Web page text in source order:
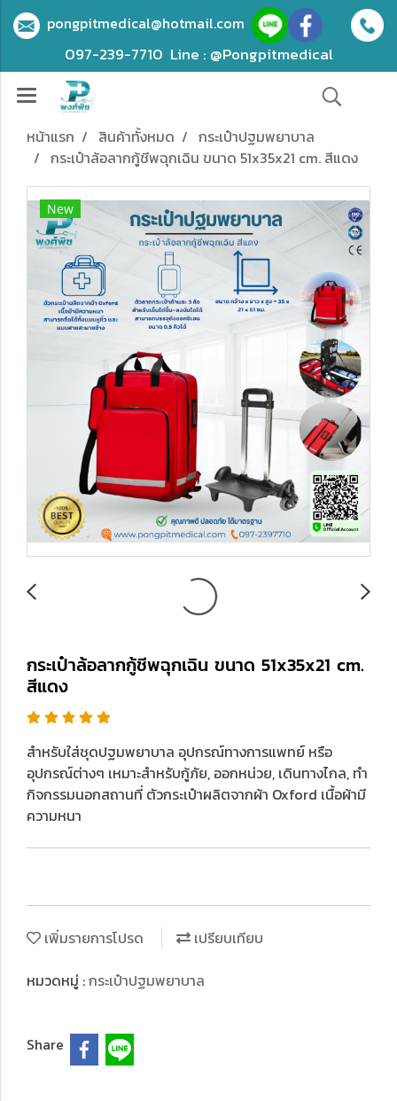
pongpitmedical@hotmail.com
097-239-7710 Line : @Pongpitmedical
หน้าแรก สินค้าทั้งหมด
กระเป๋าปฐมพยาบาล
กระเป๋าล้อลากกู้ชีพฉุกเฉิน ขนาด 51x35x21 cm. สีแดง
New
กระเป๋าล้อลากกู้ชีพฉุกเฉิน ขนาด 51x35x21 cm.
สีแดง
สำหรับใส่ชุดปฐมพยาบาล อุปกรณ์ทางการแพทย์ หรือ
อุปกรณ์ต่างๆ เหมาะสำหรับกู้ภัย, ออกหน่วย, เดินทางไกล, ทำ
กิจกรรมนอกสถานที่ ตัวกระเป๋าผลิตจากผ้า Oxford เนื้อผ้ามี
ความหนา
เพิ่มรายการโปรด
เปรียบเทียบ
หมวดหมู่ :กระเป๋าปฐมพยาบาล
Share